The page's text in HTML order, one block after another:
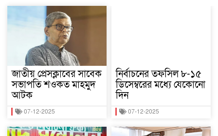
জাতীয় প্রেসক্লাবের সাবেক
সভাপতি শওকত মাহমুদ
আটক
07-12-2025
নির্বাচনের তফসিল ৮-১৫
ডিসেম্বরের মধ্যে যেকোনো
দিন
07-12-2025